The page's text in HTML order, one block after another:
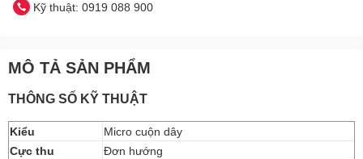
Kỹ thuật: 0919 088 900
MÔ TẢ SẢN PHẨM
THÔNG SỐ KỸ THUẬT
Kiểu
Micro cuộn dây
Cực thu
Đơn hướng